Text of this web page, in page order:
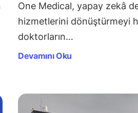
One Medical, yapay zekâ
hizmetlerini dönüştürmeyi
doktorların…
Devamını Oku